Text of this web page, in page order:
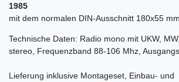
1985
mit dem normalen DIN-Ausschnitt 180x55 mm.
Technische Daten: Radio mono mit UKW,
stereo, Frequenzband 88-106 Mhz,
Lieferung inklusive Montageset, Einbau- und